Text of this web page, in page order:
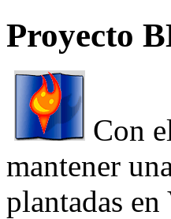
Proyecto
Con
mantener
plantadas en